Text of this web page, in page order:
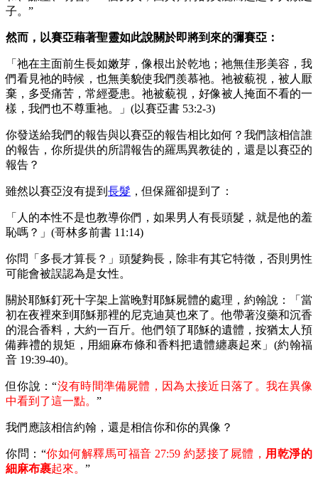
子。”
然而，以賽亞藉著聖靈如此說關於即將到來的彌賽亞：
「祂在主面前生長如嫩芽，像根出於乾地；祂無佳形美容，我
們看見祂的時候，也無美貌使我們羨慕祂。祂被藐視，被人厭
棄，多受痛苦，常經憂患。祂被藐視，好像被人掩面不看的一
樣，我們也不尊重祂。」(以賽亞書 53:2-3)
你發送給我們的報告與以賽亞的報告相比如何？我們該相信誰
的報告，你所提供的所謂報告的羅馬異教徒的，還是以賽亞的
報告？
雖然以賽亞沒有提到 長髮 ，但保羅卻提到了：
「人的本性不是也教導你們，如果男人有長頭髮，就是他的羞
恥嗎？」(哥林多前書 11:14)
你問「多長才算長？」頭髮夠長，除非有其它特徵，否則男性
可能會被誤認為是女性。
關於耶穌釘死十字架上當晚對耶穌屍體的處理，約翰說：「當
初在夜裡來到耶穌那裡的尼克迪莫也來了。他帶著沒藥和沉香
的混合香料，大約一百斤。他們領了耶穌的遺體，按猶太人預
備葬禮的規矩，用細麻布條和香料把遺體纏裹起來」(約翰福
音 19:39-40)。
但你說：“沒有時間準備屍體，因為太接近日落了。我在異像
中看到了這一點。 ”
我們應該相信約翰，還是相信你和你的異像？
你問：“你如何解釋馬可福音 27:59 約瑟接了屍體， 用乾淨的
細麻布裹起來。 ”